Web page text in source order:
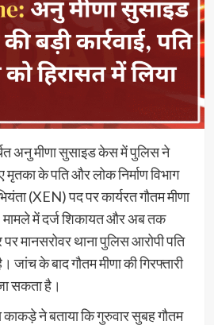
अनु मीणा सुसाइड केस में पुलिस ने
मृतका के पति और लोक निर्माण विभाग
(XEN) पद पर कार्यरत गौतम मीणा
मामले में दर्ज शिकायत और अब तक
मानसरोवर थाना पुलिस आरोपी पति
के बाद गौतम मीणा की गिरफ्तारी
सकता है।
काकड़े ने बताया कि गुरुवार सुबह गौतम